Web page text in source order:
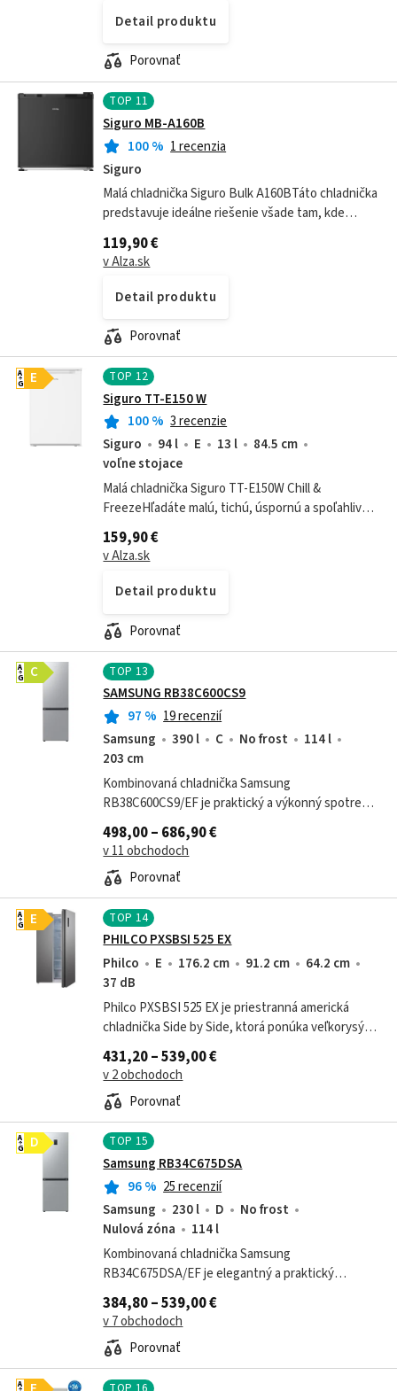
Detail produktu
Porovnať
TOP 11
Siguro MB-A160B
100% 1 recenzia
Siguro
Malá chladnička Siguro Bulk A160BTáto chladnička
predstavuje ideálne riešenie všade tam, kde
potrebujete spoľahlivé chladenie na minimálnom
priestore. Vďaka kompaktným rozmerom...
119,90 €
v Alza.sk
Detail produktu
Porovnať
TOP 12
Siguro TT-E150 W
100% 3 recenzie
E
A
G
Siguro 94 l E 13 l
84.5 cm
voľne stojace
Malá chladnička Siguro TT-E150W Chill &
FreezeHľadáte malú, tichú, úspornú a spoľahlivú
chladničku s malou mrazničkou? Siguro TT-E150W
Chill & Freeze v bielom vyhotovení tieto...
159,90 €
v Alza.sk
Detail produktu
Porovnať
TOP 13
SAMSUNG RB38C600CS9
97 % 19 recenzií
C
A
G
Samsung 390 l C No frost
114 l
203 cm
Kombinovaná chladnička Samsung
RB38C600CS9/EF je praktický a výkonný spotrebič
pre modernú domácnosť, ktorý ponúka veľký
vnútorný priestor, intuitívne ovládanie a
inteligentné...
498,00 – 686,90 €
v 11 obchodoch
Porovnať
TOP 14
PHILCO PXSBSI 525 EX
E
A
G
Philco E 176.2 cm 91.2 cm
64.2 cm
37 dB
Philco PXSBSI 525 EX je priestranná americká
chladnička Side by Side, ktorá ponúka veľkorysý
úložný priestor, moderné technológie a spoľahlivý
výkon pre náročné domácnosti....
431,20 – 539,00 €
v 2 obchodoch
Porovnať
TOP 15
Samsung RB34C675DSA
96% 25 recenzií
D
A
G
Samsung 230 l D
No frost
Nulová zóna
114 l
Kombinovaná chladnička Samsung
RB34C675DSA/EF je elegantný a praktický
spotrebič pre modernú domácnosť, ktorý spája
veľký úložný priestor s inteligentnými funkciami....
384,80 – 539,00 €
v 7 obchodoch
Porovnať
TOP 16
A